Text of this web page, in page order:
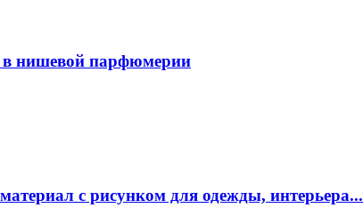
в нишевой парфюмерии
с рисунком для одежды, интерьера...